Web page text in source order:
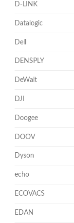
D-LINK
Datalogic
Dell
DENSPLY
DeWalt
DJI
Doogee
DOOV
Dyson
echo
ECOVACS
EDAN